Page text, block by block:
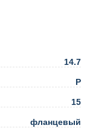
14.7
Р
15
фланцевый